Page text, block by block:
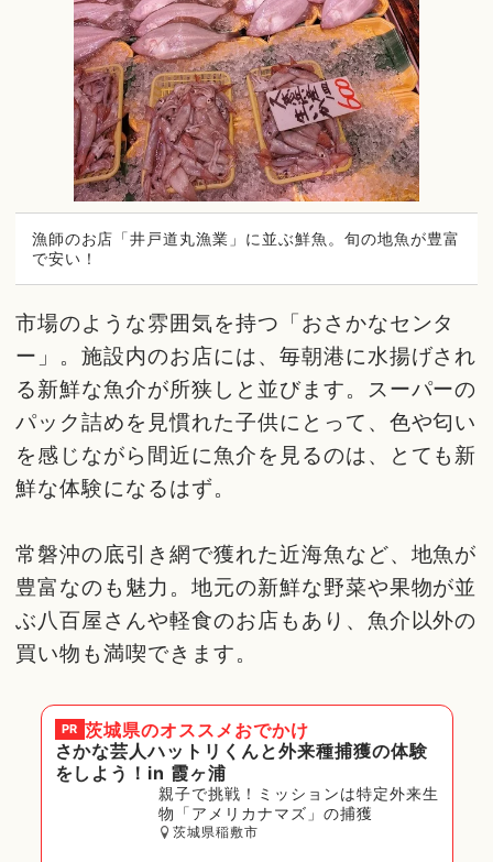
漁師のお店「井戸道丸漁業」に並ぶ鮮魚。旬の地魚が豊富
で安い！
市場のような雰囲気を持つ「おさかなセンタ
ー」。施設内のお店には、毎朝港に水揚げされ
る新鮮な魚介が所狭しと並びます。スーパーの
パック詰めを見慣れた子供にとって、色や匂い
を感じながら間近に魚介を見るのは、とても新
鮮な体験になるはず。
常磐沖の底引き網で獲れた近海魚など、地魚が
豊富なのも魅力。地元の新鮮な野菜や果物が並
ぶ八百屋さんや軽食のお店もあり、魚介以外の
買い物も満喫できます。
PR 茨城県のオススメおでかけ
さかな芸人ハットリくんと外来種捕獲の体験
をしよう！in 霞ヶ浦
親子で挑戦！ミッションは特定外来生
物「アメリカナマズ」の捕獲
茨城県稲敷市